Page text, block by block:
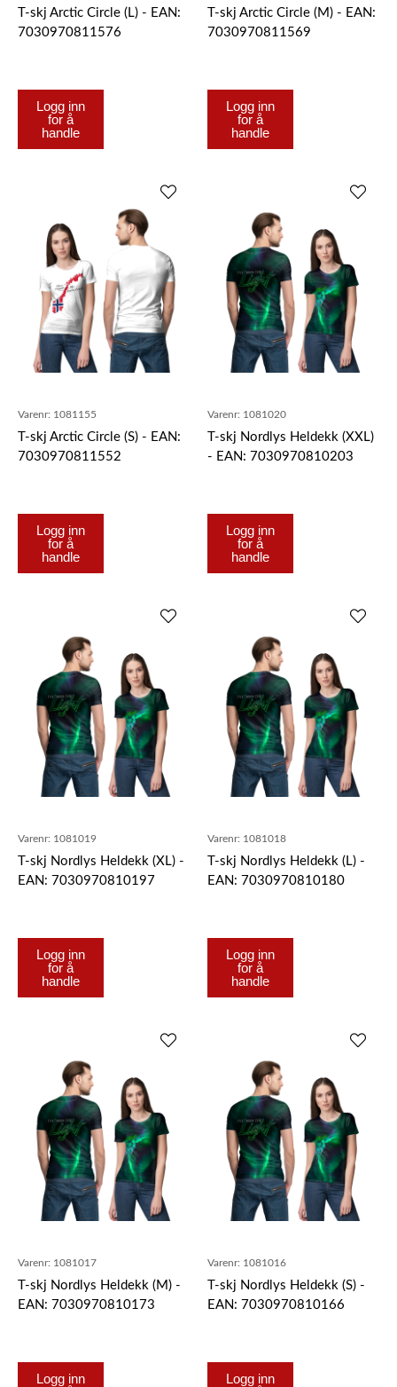
T-skj Arctic Circle (L) - EAN:
7030970811576
Logg inn
for å
handle
T-skj Arctic Circle (M) - EAN:
7030970811569
Logg inn
for å
handle
Varenr: 1081155
T-skj Arctic Circle (S) - EAN:
7030970811552
Logg inn
for å
handle
Varenr: 1081020
T-skj Nordlys Heldekk (XXL)
- EAN: 7030970810203
Logg inn
for å
handle
Varenr: 1081019
T-skj Nordlys Heldekk (XL) -
EAN: 7030970810197
Logg inn
for å
handle
Varenr: 1081018
T-skj Nordlys Heldekk (L) -
EAN: 7030970810180
Logg inn
for å
handle
Varenr: 1081017
T-skj Nordlys Heldekk (M) -
EAN: 7030970810173
Logg inn
Varenr: 1081016
T-skj Nordlys Heldekk (S) -
EAN: 7030970810166
Logg inn